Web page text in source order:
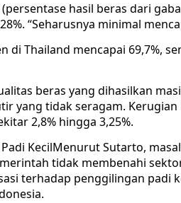
hasil beras dari
“Seharusnya minimal
di Thailand mencapai 69,7%,
beras yang dihasilkan
yang tidak seragam.
2,8% hingga 3,25%.
KecilMenurut Sutarto,
tidak membenahi
terhadap penggilingan padi